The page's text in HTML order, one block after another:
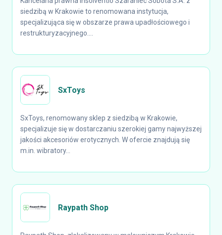
siedzibą w Krakowie to renomowana instytucja,
specjalizująca się w obszarze prawa upadłościowego i
restrukturyzacyjnego....
SxToys
SxToys, renomowany sklep z siedzibą w Krakowie,
specjalizuje się w dostarczaniu szerokiej gamy najwyższej
jakości akcesoriów erotycznych. W ofercie znajdują się
m.in. wibratory...
Raypath Shop